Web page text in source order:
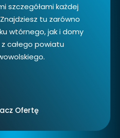
szczegółami każdej
tu zarówno
wtórnego, jak i domy
z całego powiatu
Ofertę